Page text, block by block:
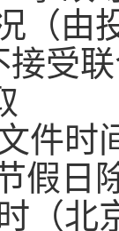
（由
接受
件时
假日
（北